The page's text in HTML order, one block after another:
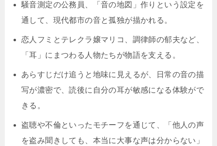
騒音測定の公務員、「音の地図」作りという設定を
通して、現代都市の音と孤独が描かれる。
恋人フミとテレクラ嬢マリコ、調律師の郁夫など、
「耳」にまつわる人物たちが物語を支える。
あらすじだけ追うと地味に見えるが、日常の音の描
写が濃密で、読後に自分の耳が敏感になる体験がで
きる。
盗聴や不倫といったモチーフを通じて、「他人の声
を盗み聞きしても、本当に大事な声は分からない」